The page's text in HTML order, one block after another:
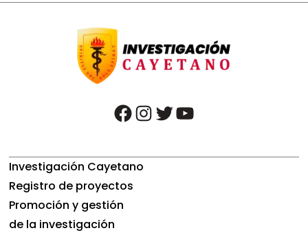
facebook instagram twitter youtube
Investigación Cayetano
Registro de proyectos
Promoción y gestión
de la investigación